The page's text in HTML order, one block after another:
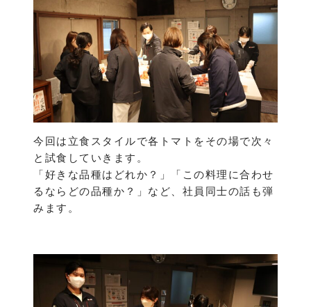
今回は立食スタイルで各トマトをその場で次々
と試食していきます。
「好きな品種はどれか？」「この料理に合わせ
るならどの品種か？」など、社員同士の話も弾
みます。